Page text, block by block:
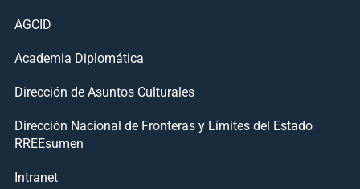
AGCID
Academia Diplomática
Dirección de Asuntos Culturales
Dirección Nacional de Fronteras y Límites del Estado
RREEsumen
Intranet